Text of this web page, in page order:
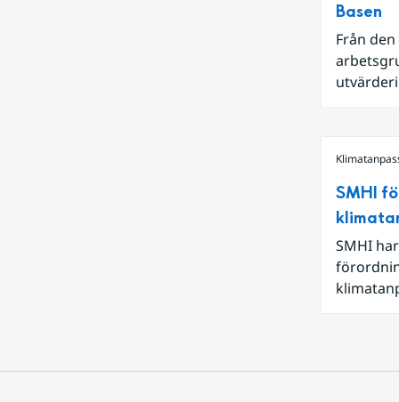
Basen
Från
SMHI
SMHI